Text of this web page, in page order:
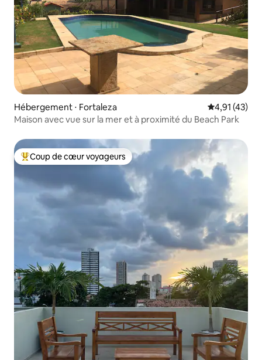
Hébergement ⋅ Fortaleza Évaluation
4,91 (43)
Maison avec vue sur la mer et à proximité du Beach Park
Coups de cœur voyageurs les plus appréciés
Coup de cœur voyageurs